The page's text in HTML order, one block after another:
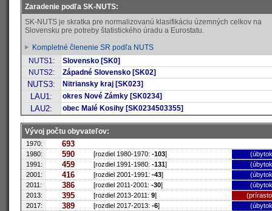
Zaradenie podľa SK-NUTS:
SK-NUTS je skratka pre normalizovanú klasifikáciu územných celkov na
Slovensku pre potreby štatistického úradu a Eurostatu.
Kompletné členenie SR podľa NUTS
NUTS1:
Slovensko [SK0]
NUTS2:
Západné Slovensko [SK02]
NUTS3: Nitriansky kraj [SK023]
LAU1: okres Nové Zámky [SK0234]
LAU2: obec Malé Kosihy [SK0234503355]
Vývoj počtu obyvateľov:
1970: 693
1980: 590 [rozdiel 1980-1970: -103]
1991:
459 [rozdiel 1991-1980: -131]
2001:
416 [rozdiel 2001-1991: -43]
2011:
386 [rozdiel 2011-2001: -30]
2013:
395 [rozdiel 2013-2011: 9]
2017:
389 [rozdiel 2017-2013: -6]